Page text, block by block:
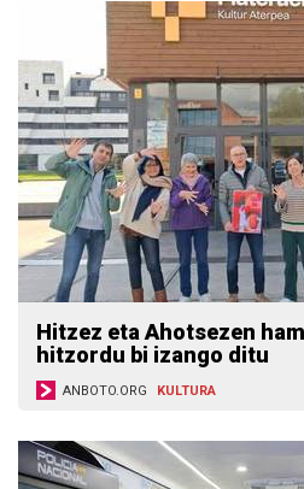
Hitzez eta Ahotsezen
hitzordu bi izango ditu
ANBOTO.ORG KULTURA